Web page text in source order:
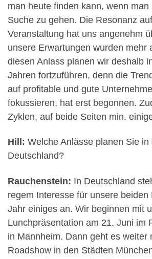
man heute finden kann, wenn
Suche zu gehen. Die Resonanz
Veranstaltung hat uns angenehm
unsere Erwartungen wurden mehr
diesen Anlass planen wir deshalb
Jahren fortzuführen, denn die
auf profitable und gute
fokussieren, hat erst begonnen.
Zyklen, auf beide Seiten min.
Hill: Welche Anlässe planen Sie in
Deutschland?
Rauchenstein: In Deutschland
regem Interesse für unsere beiden
Jahr einiges an. Wir beginnen mit
Lunchpräsentation am 21. Juni im
in Mannheim. Dann geht es weiter
Roadshow in den Städten